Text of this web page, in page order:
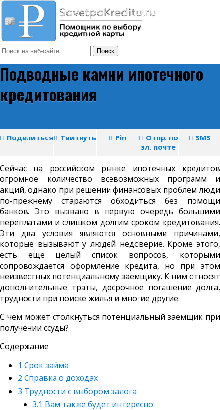
Подводные камни ипотечного
кредитования
Поделиться Твитнуть Pin
Отпр. по
эл. почте
SMS
Сейчас на российском рынке ипотечных кредитов
огромное количество всевозможных программ и
акций, однако при решении финансовых проблем люди
по-прежнему стараются обходиться без помощи
банков. Это вызвано в первую очередь большими
переплатами и слишком долгим сроком кредитования.
Эти два условия являются основными причинами,
которые вызывают у людей недоверие. Кроме этого,
есть еще целый список вопросов, которыми
сопровождается оформление кредита, но при этом
неизвестных потенциальному заемщику. К ним относят
дополнительные траты, досрочное погашение долга,
трудности при поиске жилья и многие другие.
С чем может столкнуться потенциальный заемщик при
получении ссуды?
Содержание
1 Срок займа
2 Справка о доходах
3 Трудности с выбором залога
3.1 Вам также будет интересно: